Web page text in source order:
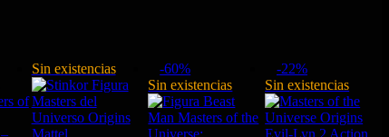
Sin existencias
-60%
Sin existencias
-22%
Sin existencias